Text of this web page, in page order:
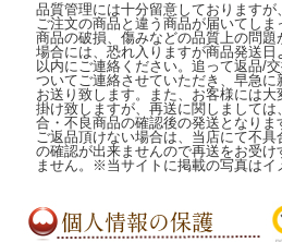
品質管理には十分留意しておりますが
ご注文の商品と違う商品が届いてしま
商品の破損、傷みなどの品質上の問題
場合には、恐れ入りますが商品発送日
以内にご連絡ください。追って返品/
ついてご連絡させていただき、早急に
お送り致します。また、お客様には大
掛け致しますが、再送に関しましては
合・不良商品の確認後の発送となりま
ご返品頂けない場合は、当店にて不具
の確認が出来ませんので再送をお受け
ません。※当サイトに掲載の写真はイ